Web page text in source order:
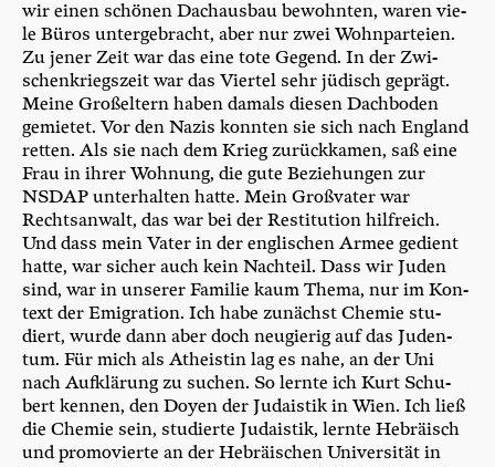
wir einen schö­nen Dach­aus­bau bewohn­ten, waren vie­
le Büros unter­ge­bracht, aber nur zwei Wohn­par­tei­en.
Zu jener Zeit war das eine tote Gegend. In der Zwi­
schen­kriegs­zeit war das Vier­tel sehr jüdisch geprägt.
Mei­ne Groß­el­tern haben damals die­sen Dach­bo­den
gemie­tet. Vor den Nazis konn­ten sie sich nach Eng­land
ret­ten. Als sie nach dem Krieg zurück­ka­men, saß eine
Frau in ihrer Woh­nung, die gute Bezie­hun­gen zur
NSDAP unter­hal­ten hat­te. Mein Groß­va­ter war
Rechts­an­walt, das war bei der Resti­tu­ti­on hilf­reich.
Und dass mein Vater in der eng­li­schen Armee gedient
hat­te, war sicher auch kein Nach­teil. Dass wir Juden
sind, war in unse­rer Fami­lie kaum The­ma, nur im Kon­
text der Emi­gra­ti­on. Ich habe zunächst Che­mie stu­
diert, wur­de dann aber doch neu­gie­rig auf das Juden­
tum. Für mich als Athe­is­tin lag es nahe, an der Uni
nach Auf­klä­rung zu suchen. So lern­te ich Kurt Schu­
bert ken­nen, den Doy­en der Juda­is­tik in Wien. Ich ließ
die Che­mie sein, stu­dier­te Juda­is­tik, lern­te Hebrä­isch
und pro­mo­vier­te an der Hebräi­schen Uni­ver­si­tät in